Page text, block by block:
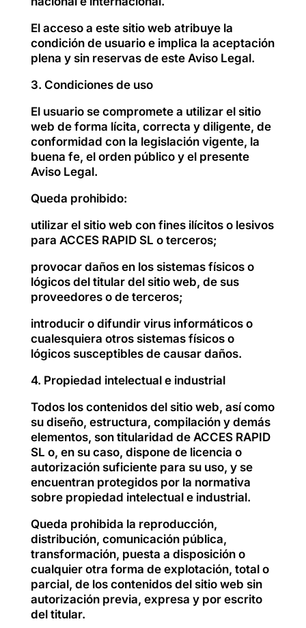
El acceso a este sitio web atribuye la
condición de usuario e implica la aceptación
plena y sin reservas de este Aviso Legal.
3. Condiciones de uso
El usuario se compromete a utilizar el sitio
web de forma lícita, correcta y diligente, de
conformidad con la legislación vigente, la
buena fe, el orden público y el presente
Aviso Legal.
Queda prohibido:
utilizar el sitio web con fines ilícitos o lesivos
para ACCES RAPID SL o terceros;
provocar daños en los sistemas físicos o
lógicos del titular del sitio web, de sus
proveedores o de terceros;
introducir o difundir virus informáticos o
cualesquiera otros sistemas físicos o
lógicos susceptibles de causar daños.
4. Propiedad intelectual e industrial
Todos los contenidos del sitio web, así como
su diseño, estructura, compilación y demás
elementos, son titularidad de ACCES RAPID
SL o, en su caso, dispone de licencia o
autorización suficiente para su uso, y se
encuentran protegidos por la normativa
sobre propiedad intelectual e industrial.
Queda prohibida la reproducción,
distribución, comunicación pública,
transformación, puesta a disposición o
cualquier otra forma de explotación, total o
parcial, de los contenidos del sitio web sin
autorización previa, expresa y por escrito
del titular.